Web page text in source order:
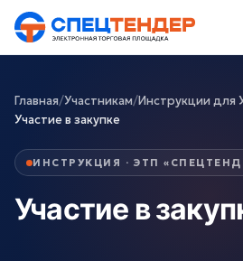
Главная/Участникам/Инструкции для
Участие в закупке
ИНСТРУКЦИЯ · ЭТП
Участие в